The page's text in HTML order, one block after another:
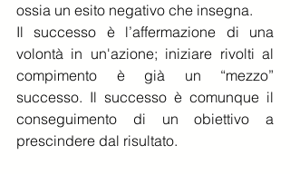
ossia un esito negativo che insegna.
Il successo è l’affermazione di una
volontà in un'azione; iniziare rivolti al
compimento è già un “mezzo”
successo. Il successo è comunque il
conseguimento di un obiettivo a
prescindere dal risultato.